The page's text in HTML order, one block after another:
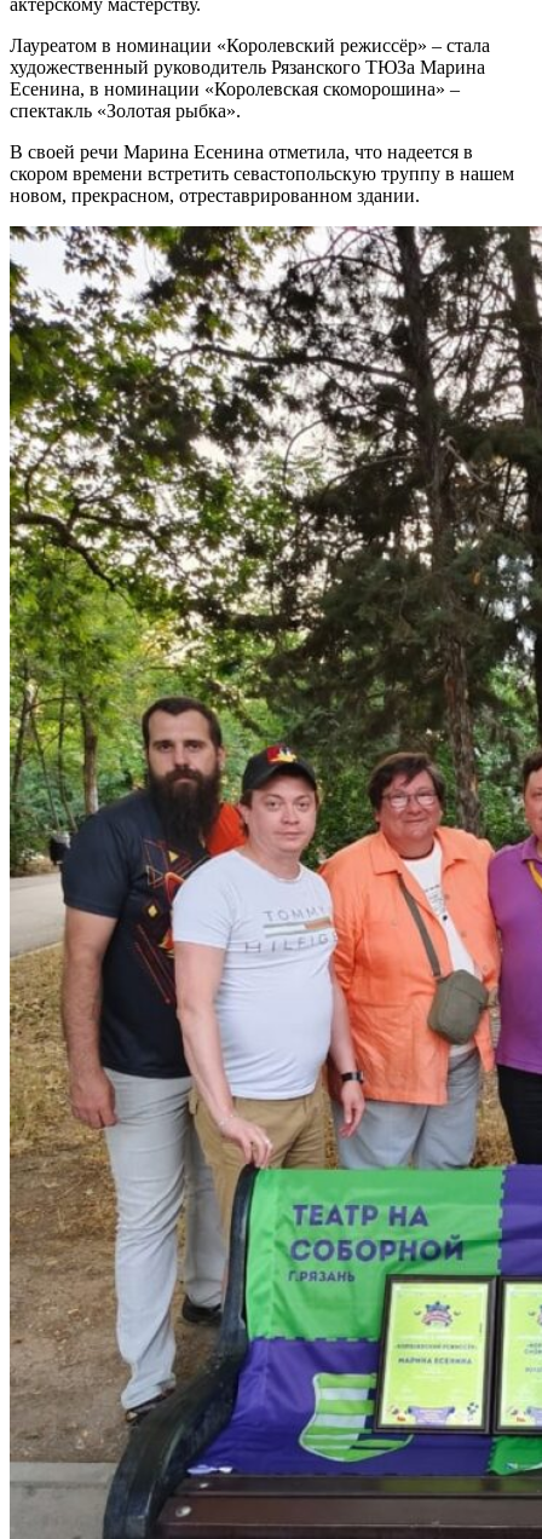
актёрскому мастерству.
Лауреатом в номинации «Королевский режиссёр» – стала
художественный руководитель Рязанского ТЮЗа Марина
Есенина, в номинации «Королевская скоморошина» –
спектакль «Золотая рыбка».
В своей речи Марина Есенина отметила, что надеется в
скором времени встретить севастопольскую труппу в нашем
новом, прекрасном, отреставрированном здании.